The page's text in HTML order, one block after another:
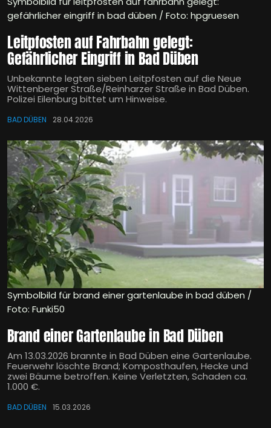
gefährlicher eingriff in bad düben / Foto: hpgruesen
Leitpfosten auf Fahrbahn gelegt:
Gefährlicher Eingriff in Bad Düben
Unbekannte legten sieben Leitpfosten auf die Neue
Wittenberger Straße/Reinharzer Straße in Bad Düben.
Polizei Eilenburg bittet um Hinweise.
BAD DÜBEN 28.04.2026
Symbolbild für brand einer gartenlaube in bad düben /
Foto: Funki50
Brand einer Gartenlaube in Bad Düben
Am 13.03.2026 brannte in Bad Düben eine Gartenlaube.
Feuerwehr löschte Brand; Komposthaufen, Hecke und
zwei Bäume betroffen. Keine Verletzten, Schaden ca.
1.000 €.
BAD DÜBEN 15.03.2026